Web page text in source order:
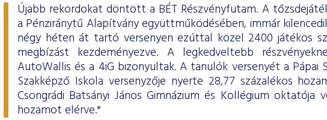
Újabb rekordokat döntött a BÉT Részvényfutam. A
a Pénziránytű Alapítvány együttműködésében, immár
négy héten át tartó versenyen ezúttal közel 2400 játékos
megbízást kezdeményezve. A legkedveltebb
AutoWallis és a 4iG bizonyultak. A tanulók versenyét a Pápai
Szakképző Iskola versenyzője nyerte 28,77 százalékos
Csongrádi Batsányi János Gimnázium és Kollégium oktatója
hozamot elérve.*